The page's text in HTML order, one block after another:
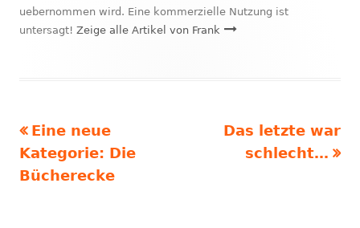
uebernommen wird. Eine kommerzielle Nutzung ist
untersagt! Zeige alle Artikel von Frank
Beitragsnavigation
Vorheriger
Beitrag:
Eine neue
Kategorie: Die
Bücherecke
Nächster
Beitrag
Das letzte war
schlecht…